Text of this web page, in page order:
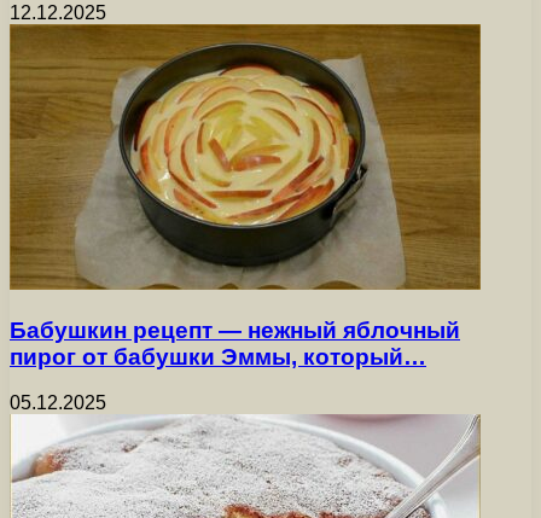
12.12.2025
Бабушкин рецепт — нежный яблочный
пирог от бабушки Эммы, который…
05.12.2025